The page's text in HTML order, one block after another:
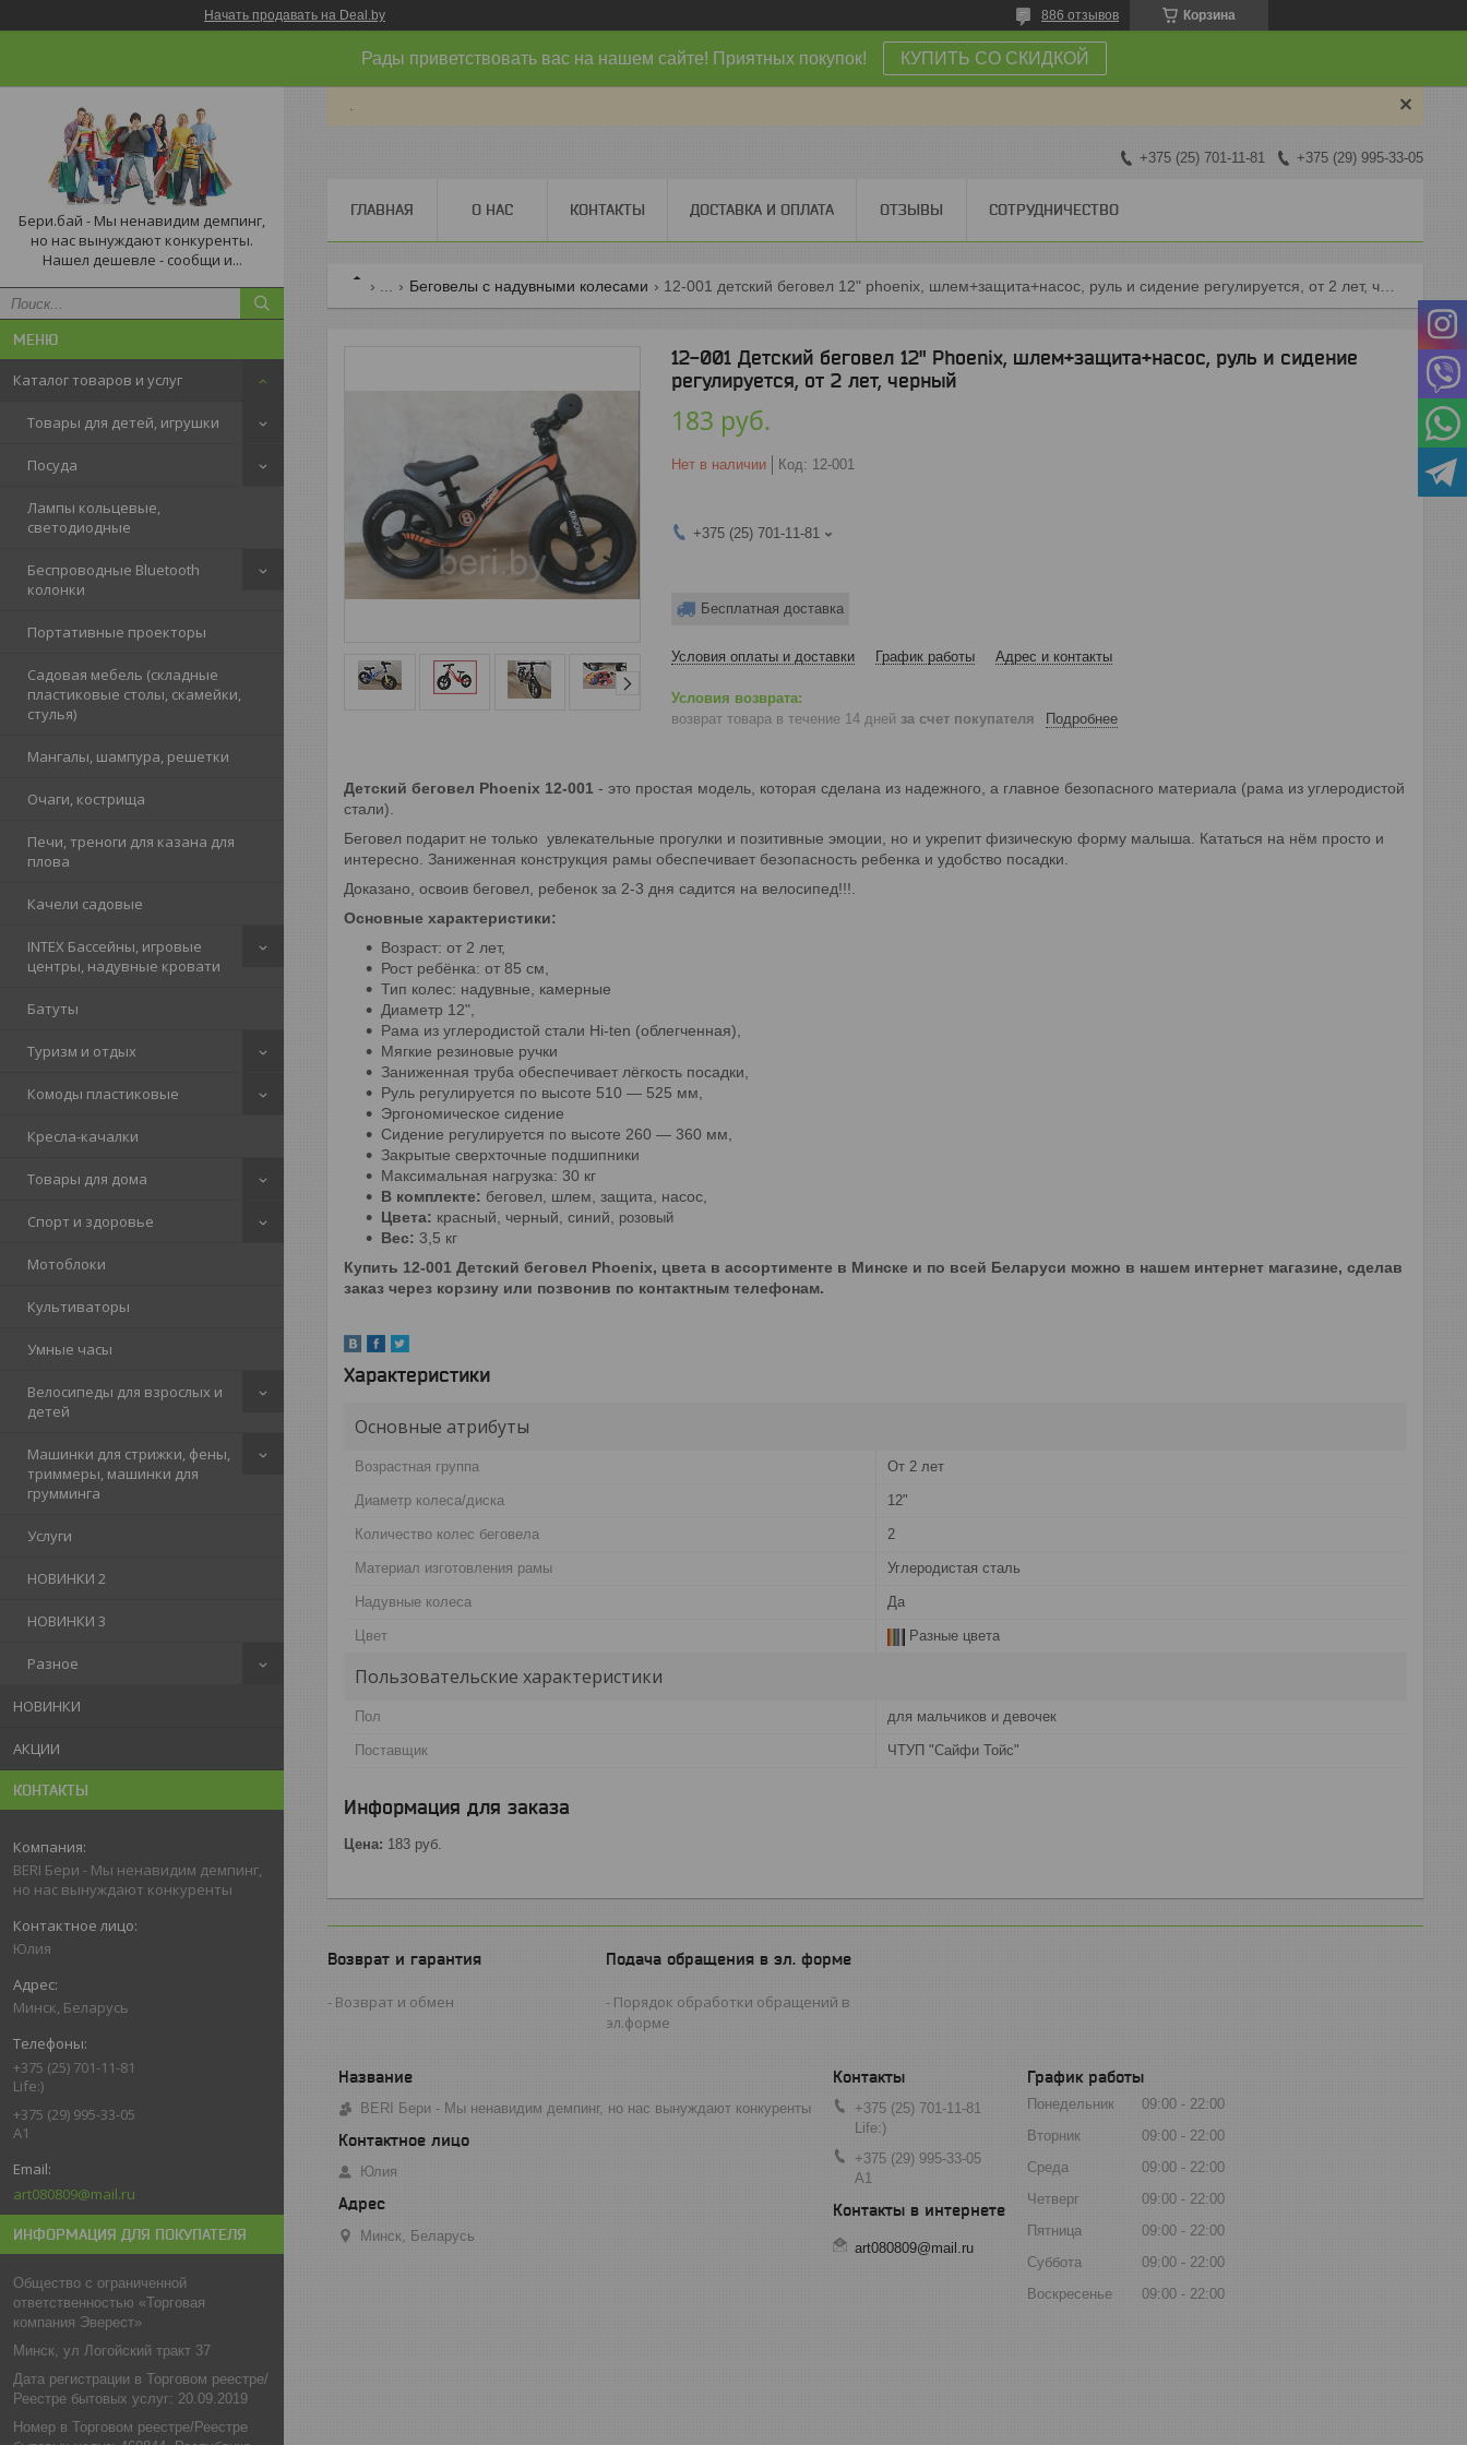
Начать продавать на Deal.by Корзина
886 отзывов
Рады приветствовать вас на нашем сайте! Приятных покупок! КУПИТЬ СО СКИДКОЙ
Бери.бай - Мы ненавидим демпинг,
но нас вынуждают конкуренты.
Нашел дешевле - сообщи и...
Каталог товаров и услуг
Товары для детей, игрушки
Посуда
Лампы кольцевые,
светодиодные
Беспроводные Bluetooth
колонки
Портативные проекторы
Садовая мебель (складные
пластиковые столы, скамейки,
стулья)
Мангалы, шампура, решетки
Очаги, кострища
Печи, треноги для казана для
плова
Качели садовые
INTEX Бассейны, игровые
центры, надувные кровати
Батуты
Туризм и отдых
Комоды пластиковые
Кресла-качалки
Товары для дома
Спорт и здоровье
Мотоблоки
Культиваторы
Умные часы
Велосипеды для взрослых и
детей
Машинки для стрижки, фены,
триммеры, машинки для
грумминга
Услуги
НОВИНКИ 2
НОВИНКИ 3
Разное
НОВИНКИ
АКЦИИ
КОНТАКТЫ
BERI Бери - Мы ненавидим демпинг,
но нас вынуждают конкуренты
Юлия
Минск, Беларусь
+375 (25) 701-11-81
Life:)
+375 (29) 995-33-05
A1
art080809@mail.ru
ИНФОРМАЦИЯ ДЛЯ ПОКУПАТЕЛЯ
Общество с ограниченной
ответственностью «Торговая
компания Эверест»
Минск, ул Логойский тракт 37
Дата регистрации в Торговом реестре/
Реестре бытовых услуг: 20.09.2019
Номер в Торговом реестре/Реестре
.
+375 (25) 701-11-81 +375 (29) 995-33-05
ГЛАВНАЯ О НАС КОНТАКТЫ ДОСТАВКА И ОПЛАТА ОТЗЫВЫ СОТРУДНИЧЕСТВО
Беговелы с надувными колесами
12-001 Детский беговел 12" Phoenix, шлем+защита+насос, руль и сидение
регулируется, от 2 лет, черный
183 руб.
Нет в наличии Код: 12-001
+375 (25) 701-11-81
Бесплатная доставка
Условия оплаты и доставки График работы Адрес и контакты
возврат товара в течение 14 дней за счет покупателя Подробнее
Детский беговел Phoenix 12-001 - это простая модель, которая сделана из надежного, а главное безопасного материала (рама из углеродистой
стали).
Беговел подарит не только увлекательные прогулки и позитивные эмоции, но и укрепит физическую форму малыша. Кататься на нём просто и
интересно. Заниженная конструкция рамы обеспечивает безопасность ребенка и удобство посадки.
Доказано, освоив беговел, ребенок за 2-3 дня садится на велосипед!!!.
Основные характеристики:
Возраст: от 2 лет,
Рост ребёнка: от 85 см,
Тип колес: надувные, камерные
Диаметр 12",
Рама из углеродистой стали Hi-ten (облегченная),
Мягкие резиновые ручки
Заниженная труба обеспечивает лёгкость посадки,
Руль регулируется по высоте 510 — 525 мм,
Эргономическое сидение
Сидение регулируется по высоте 260 — 360 мм,
Закрытые сверхточные подшипники
Максимальная нагрузка: 30 кг
В комплекте: беговел, шлем, защита, насос,
Цвета: красный, черный, синий, розовый
Вес: 3,5 кг
Купить 12-001 Детский беговел Phoenix, цвета в ассортименте в Минске и по всей Беларуси можно в нашем интернет магазине, сделав
заказ через корзину или позвонив по контактным телефонам.
Характеристики
Основные атрибуты
Возрастная группа От 2 лет
Диаметр колеса/диска 12"
Количество колес беговела 2
Материал изготовления рамы Углеродистая сталь
Надувные колеса Да
Цвет Разные цвета
Пользовательские характеристики
Пол для мальчиков и девочек
Поставщик ЧТУП "Сайфи Тойс"
Информация для заказа
Цена: 183 руб.
Возврат и гарантия
Возврат и обмен
Подача обращения в эл. форме
Порядок обработки обращений в
эл.форме
BERI Бери - Мы ненавидим демпинг, но нас вынуждают конкуренты
Юлия
Минск, Беларусь
+375 (25) 701-11-81
Life:)
+375 (29) 995-33-05
A1
art080809@mail.ru
График работы
Понедельник 09:00
22:00
Вторник
09:00
22:00
Среда
09:00
22:00
Четверг
09:00
22:00
Пятница
09:00
22:00
Суббота
09:00
22:00
Воскресенье
09:00 22:00